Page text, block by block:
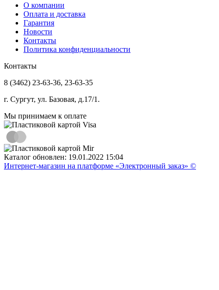
О компании
Оплата и доставка
Гарантия
Новости
Контакты
Политика конфиденциальности
Контакты
8 (3462) 23-63-36, 23-63-35
г. Сургут, ул. Базовая, д.17/1.
Мы принимаем к оплате
Каталог обновлен: 19.01.2022 15:04
Интернет-магазин на платформе «Электронный заказ» ©